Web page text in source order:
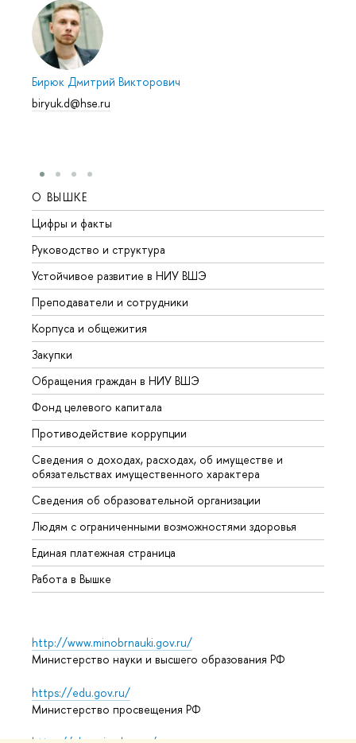
Бирюк Дмитрий Викторович
biryuk.d@hse.ru
О ВЫШКЕ
Цифры и факты
Руководство и структура
Устойчивое развитие в НИУ ВШЭ
Преподаватели и сотрудники
Корпуса и общежития
Закупки
Обращения граждан в НИУ ВШЭ
Фонд целевого капитала
Противодействие коррупции
Сведения о доходах, расходах, об имуществе и
обязательствах имущественного характера
Сведения об образовательной организации
Людям с ограниченными возможностями здоровья
Единая платежная страница
Работа в Вышке
http://www.minobrnauki.gov.ru/
Министерство науки и высшего образования РФ
https://edu.gov.ru/
Министерство просвещения РФ